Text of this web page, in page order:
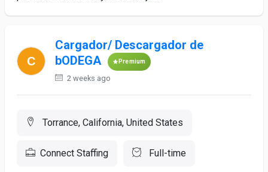
Cargador/ Descargador de
bODEGA
Premium
2 weeks ago
Torrance, California, United States
Connect Staffing Full-time